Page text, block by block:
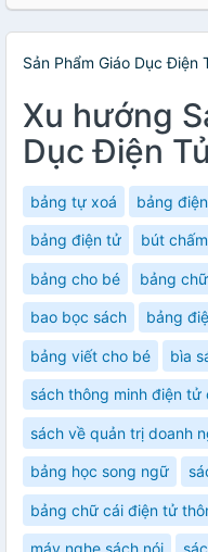
Sản Phẩm Giáo Dục Điện
Xu hướng
Dục Điện
bảng tự xoá bảng
bảng điện tử bút
bảng cho bé bảng
bao bọc sách bảng
bảng viết cho bé bìa
sách thông minh điện tử
sách về quản trị doanh
bảng học song ngữ
bảng chữ cái điện tử